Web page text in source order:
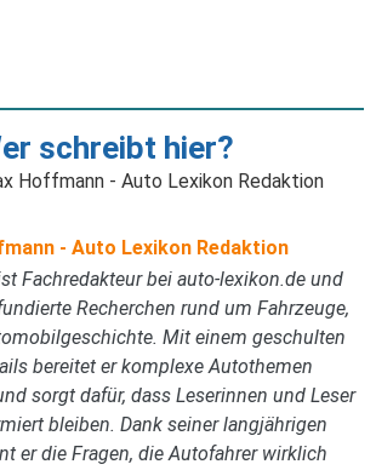
schreibt hier?
- Auto Lexikon Redaktion
Fachredakteur bei auto-lexikon.de und
Recherchen rund um Fahrzeuge,
Mit einem geschulten
bereitet er komplexe Autothemen
sorgt dafür, dass Leserinnen und Leser
bleiben. Dank seiner langjährigen
er die Fragen, die Autofahrer wirklich